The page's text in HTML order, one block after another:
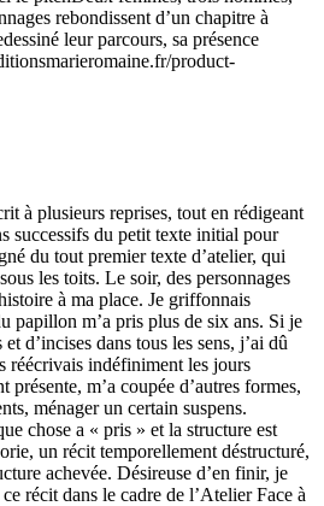
rebondissent d’un chapitre à
leur parcours, sa présence
product-
à plusieurs reprises, tout en rédigeant
successifs du petit texte initial pour
du tout premier texte d’atelier, qui
les toits. Le soir, des personnages
à ma place. Je griffonnais
papillon m’a pris plus de six ans. Si je
d’incises dans tous les sens, j’ai dû
réécrivais indéfiniment les jours
m’a coupée d’autres formes,
ménager un certain suspens.
chose a « pris » et la structure est
un récit temporellement déstructuré,
achevée. Désireuse d’en finir, je
récit dans le cadre de l’Atelier Face à